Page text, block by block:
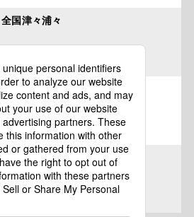
全国津々浦々
高知県
高知県